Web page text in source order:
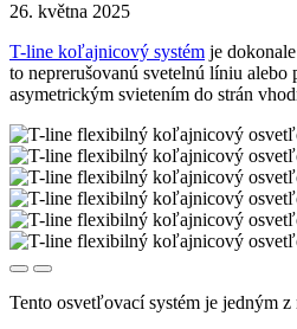
26. května 2025
T-line koľajnicový systém je
to neprerušovanú svetelnú líniu
asymetrickým svietením do strán
Tento osvetľovací systém je jedným